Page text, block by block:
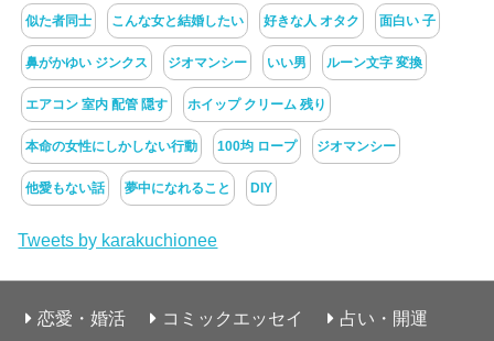
似た者同士 こんな女と結婚したい 好きな人 オタク 面白い 子
鼻がかゆい ジンクス ジオマンシー いい男 ルーン文字 変換
エアコン 室内 配管 隠す ホイップ クリーム 残り
本命の女性にしかしない行動 100均 ロープ ジオマンシー
他愛もない話 夢中になれること DIY
Tweets by karakuchionee
恋愛・婚活 コミックエッセイ
占い・開運